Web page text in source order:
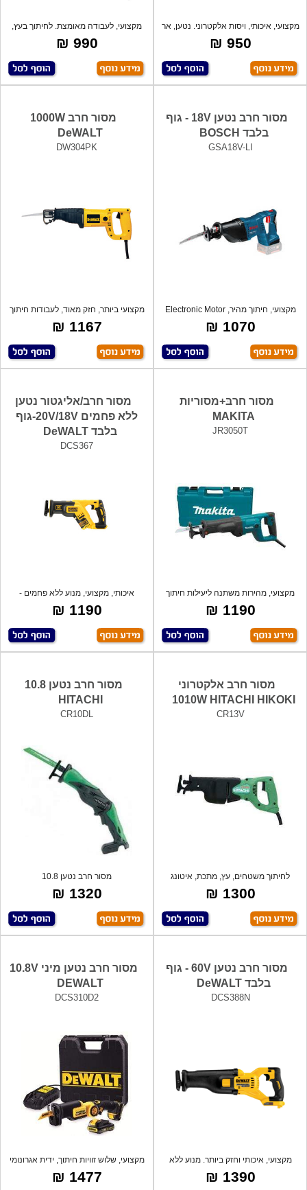
מקצועי, איכותי, ויסות אלקטרוני. נטען, אר
950 ₪
מקצועי, לעבודה מאומצת. לחיתוך בעץ,
ברזל,
990 ₪
מסור חרב נטען 18V - גוף
בלבד BOSCH
GSA18V-LI
מקצועי, חיתוך מהיר, Electronic Motor
Pr
1070 ₪
מסור חרב 1000W
DeWALT
DW304PK
מקצועי ביותר, חזק מאוד, לעבודות חיתוך
בע
1167 ₪
מסור חרבּ+מסוריות
MAKITA
JR3050T
מקצועי, מהירות משתנה ליעילות חיתוך
מירבי
1190 ₪
מסור חרב/אליגטור נטען
ללא פחמים 20V/18V-גוף
בלבד DeWALT
DCS367
איכותי, מקצועי, מנוע ללא פחמים -
BRUSHLE
1190 ₪
מסור חרב אלקטרוני
1010W HITACHI HIKOKI
CR13V
לחיתוך משטחים, עץ, מתכת, איטונג
ואלומניו
1300 ₪
מסור חרב נטען 10.8
HITACHI
CR10DL
מסור חרב נטען 10.8
1320 ₪
מסור חרב נטען 60V - גוף
בלבד DeWALT
DCS388N
מקצועי, איכותי וחזק ביותר. מנוע ללא
פחמי
1390 ₪
מסור חרב נטען מיני 10.8V
DEWALT
DCS310D2
מקצועי, שלוש זוויות חיתוך, ידית אגרונומי
1477 ₪